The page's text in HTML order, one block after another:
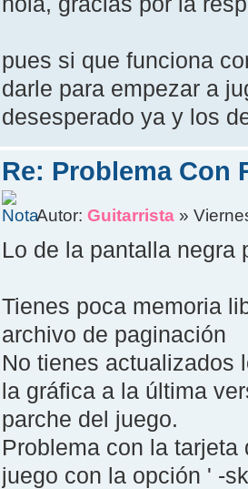
pues si que funciona
darle para empezar a
desesperado ya y los
Re: Problema Con
Autor:Guitarrista »
Lo de la pantalla negra
Tienes poca memoria
archivo de paginación
No tienes actualizados
la gráfica a la última
parche del juego.
Problema con la
juego con la opción ' -